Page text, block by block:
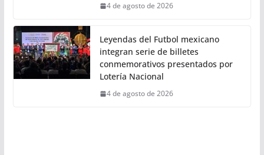
4 de agosto de 2026
Leyendas del Futbol mexicano
integran serie de billetes
conmemorativos presentados por
Lotería Nacional
4 de agosto de 2026